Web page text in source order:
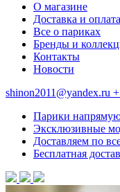
О магазине
Доставка и оплата
Все о париках
Бренды и
Контакты
Новости
shinon2011@yandex.ru
Парики
Эксклюзивные
Доставляем по
Бесплатная